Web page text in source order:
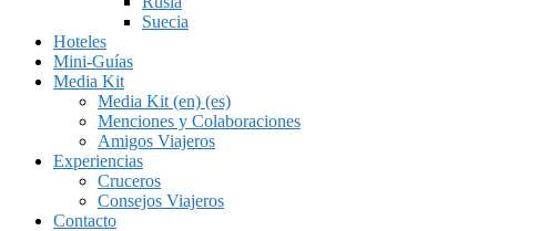
Suecia
Hoteles
Mini-Guías
Media Kit
Media Kit (en) (es)
Menciones y Colaboraciones
Amigos Viajeros
Experiencias
Cruceros
Consejos Viajeros
Contacto